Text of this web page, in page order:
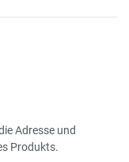
Adresse und
Produkts.